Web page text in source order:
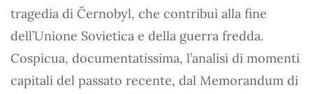
tragedia di Černobyl, che contribuì alla fine
dell’Unione Sovietica e della guerra fredda.
Cospicua, documentatissima, l’analisi di momenti
capitali del passato recente, dal Memorandum di